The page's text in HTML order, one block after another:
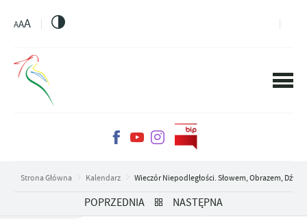
AAA
Strona Główna Kalendarz Wieczór Niepodległości. Słowem, Obrazem,
POPRZEDNIA NASTĘPNA